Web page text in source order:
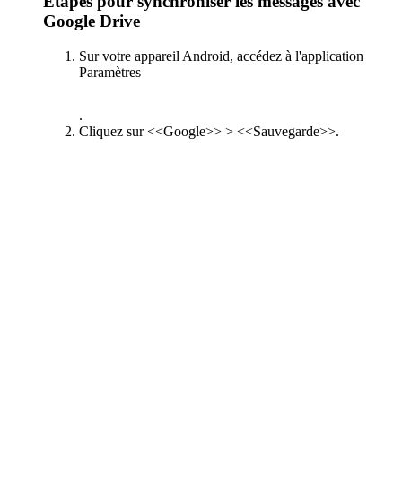
Google Drive
Sur votre appareil Android, accédez à l'application
Paramètres
.
Cliquez sur <<Google>> > <<Sauvegarde>>.